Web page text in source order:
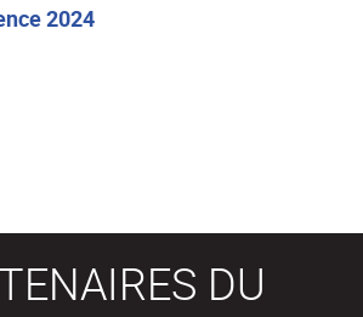
2024
DU